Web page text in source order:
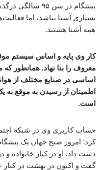
پیشگام در سن
بسیاری آشنا نباشد، اما
همه آشنا هستند.
اساسی در صنایع مختلف از
اطمینان از رسیدن به موقع
است.
حساب کاربری وی در شبکه
کرد: امروز صبح جهان یک
دست داد. او در کنار خانواده و
گفت و اکنون در بهشت ​​​​در کنار